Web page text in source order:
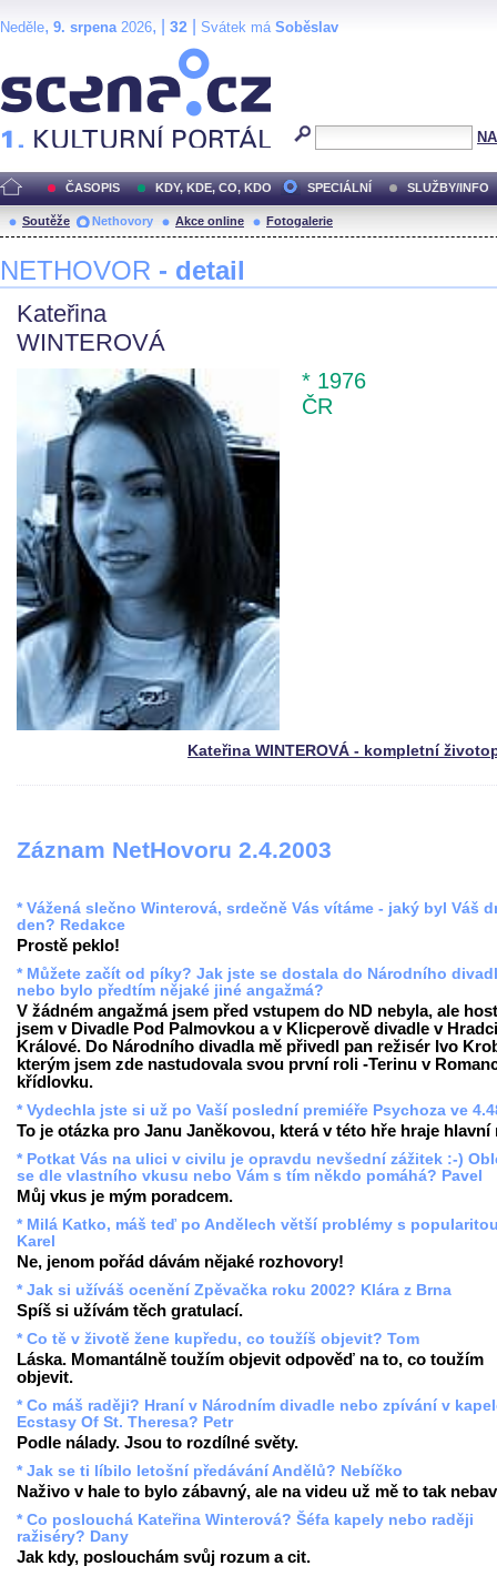
Neděle, 9. srpena2026, | 32 Svátek má Soběslav
ČASOPIS KDY, KDE, CO, KDO SPECIÁLNÍ SLUŽBY/INFO
Soutěže Nethovory Akce online Fotogalerie
NETHOVOR - detail
Kateřina
WINTEROVÁ
* 1976
ČR
Kateřina WINTEROVÁ - kompletní
Záznam NetHovoru 2.4.2003
* Vážená slečno Winterová, srdečně Vás vítáme - jaký byl Váš
den? Redakce
Prostě peklo!
* Můžete začít od píky? Jak jste se dostala do Národního
nebo bylo předtím nějaké jiné angažmá?
V žádném angažmá jsem před vstupem do ND nebyla, ale
jsem v Divadle Pod Palmovkou a v Klicperově divadle v Hradci
Králové. Do Národního divadla mě přivedl pan režisér Ivo
kterým jsem zde nastudovala svou první roli -Terinu v
křídlovku.
* Vydechla jste si už po Vaší poslední premiéře Psychoza ve
To je otázka pro Janu Janěkovou, která v této hře hraje hlavní
* Potkat Vás na ulici v civilu je opravdu nevšední zážitek :-)
se dle vlastního vkusu nebo Vám s tím někdo pomáhá? Pavel
Můj vkus je mým poradcem.
* Milá Katko, máš teď po Andělech větší problémy s
Karel
Ne, jenom pořád dávám nějaké rozhovory!
* Jak si užíváš ocenění Zpěvačka roku 2002? Klára z Brna
Spíš si užívám těch gratulací.
* Co tě v životě žene kupředu, co toužíš objevit? Tom
Láska. Momantálně toužím objevit odpověď na to, co toužím
objevit.
* Co máš raději? Hraní v Národním divadle nebo zpívání v
Ecstasy Of St. Theresa? Petr
Podle nálady. Jsou to rozdílné světy.
* Jak se ti líbilo letošní předávání Andělů? Nebíčko
Naživo v hale to bylo zábavný, ale na videu už mě to tak
* Co poslouchá Kateřina Winterová? Šéfa kapely nebo raději
ražiséry? Dany
Jak kdy, poslouchám svůj rozum a cit.